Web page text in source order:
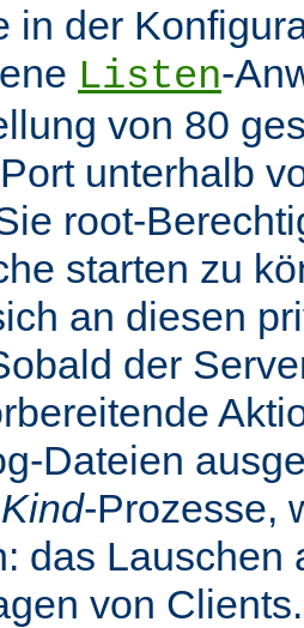
in der
Listen-
von 80
unterhalb
root-
starten zu
an diesen
der
Dateien
Kind-Prozesse,
das Lauschen
von